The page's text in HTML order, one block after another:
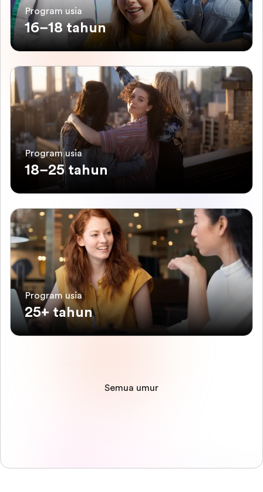
Program usia
16–18 tahun
Program usia
18–25 tahun
Program usia
25+ tahun
Semua umur